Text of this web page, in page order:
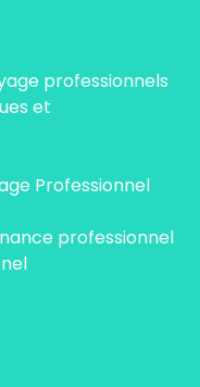
professionnels
et
Professionnel
professionnel